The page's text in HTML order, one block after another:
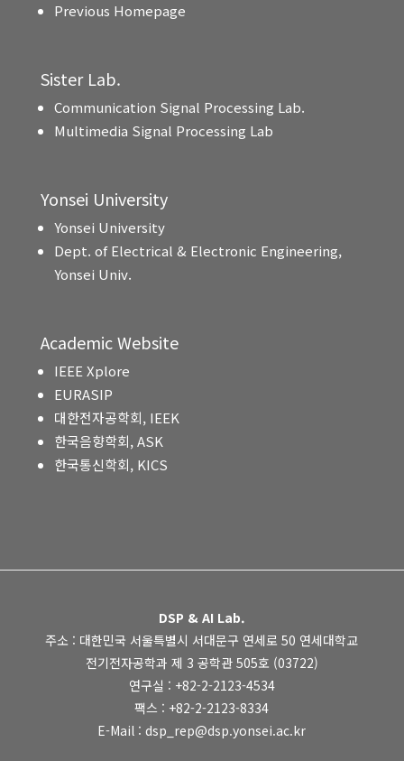
Previous Homepage
Sister Lab.
Communication Signal Processing Lab.
Multimedia Signal Processing Lab
Yonsei University
Yonsei University
Dept. of Electrical & Electronic Engineering,
Yonsei Univ.
Academic Website
IEEE Xplore
EURASIP
대한전자공학회, IEEK
한국음향학회, ASK
한국통신학회, KICS
DSP & AI Lab.
주소 : 대한민국 서울특별시 서대문구 연세로 50 연세대학교
전기전자공학과 제 3 공학관 505호 (03722)
연구실 : +82-2-2123-4534
팩스 : +82-2-2123-8334
E-Mail : dsp_rep@dsp.yonsei.ac.kr